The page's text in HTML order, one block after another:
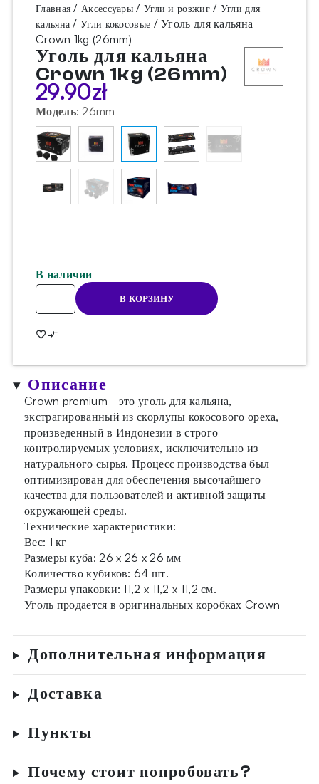
Главная /Аксессуары / Угли и розжиг/ Угли для
кальяна /Угли кокосовые / Уголь для кальяна
Crown 1kg (26mm)
Уголь для кальяна
Crown 1kg (26mm)
29.90zł
Модель: 26mm
В наличии
Количество
товара
для
Crown
1kg
(26mm)
В КОРЗИНУ
Описание
Crown premium - это уголь для кальяна,
экстрагированный из скорлупы кокосового ореха,
произведенный в Индонезии в строго
контролируемых условиях, исключительно из
натурального сырья. Процесс производства был
оптимизирован для обеспечения высочайшего
качества для пользователей и активной защиты
окружающей среды.
Технические характеристики:
Вес: 1 кг
Размеры куба: 26 x 26 x 26 мм
Количество кубиков: 64 шт.
Размеры упаковки: 11,2 x 11,2 x 11,2 см.
Уголь продается в оригинальных коробках Crown
Дополнительная информация
Доставка
Пункты
Почему стоит попробовать?